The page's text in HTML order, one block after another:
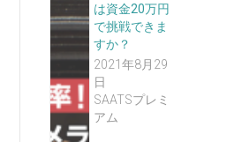
は資金20万円
で挑戦できま
すか？
2021年8月29
日
SAATSプレミ
アム